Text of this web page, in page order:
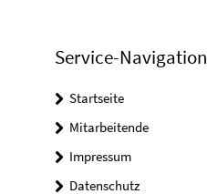
Service-Navigation
Startseite
Mitarbeitende
Impressum
Datenschutz